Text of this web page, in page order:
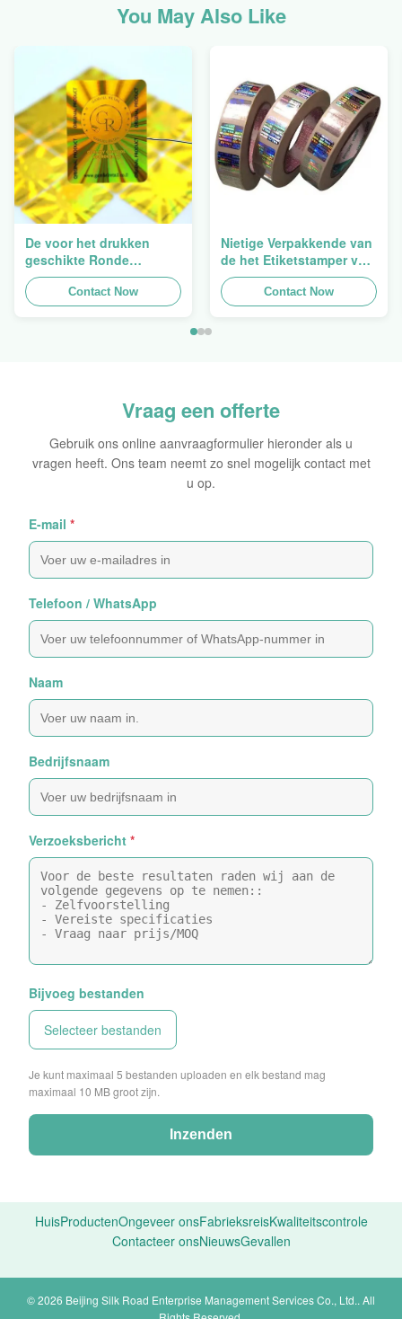
You May Also Like
De voor het drukken
geschikte Ronde
Verpakkende
Holografische
Zelfklevende Bladen van
Contact Now
Nietige Verpakkende van
de het Etiketstamper van
de Hologramveiligheid
Duidelijke het
Hologramsticker Logo
Contact Now
Vraag een offerte
Gebruik ons online aanvraagformulier hieronder als u
vragen heeft. Ons team neemt zo snel mogelijk contact met
u op.
E-mail *
Telefoon / WhatsApp
Naam
Bedrijfsnaam
Verzoeksbericht *
Bijvoeg bestanden
Selecteer bestanden
Je kunt maximaal 5 bestanden uploaden en elk bestand mag
maximaal 10 MB groot zijn.
Inzenden
HuisProductenOngeveer onsFabrieksreisKwaliteitscontrole
Contacteer onsNieuwsGevallen
© 2026 Beijing Silk Road Enterprise Management Services Co., Ltd.. All